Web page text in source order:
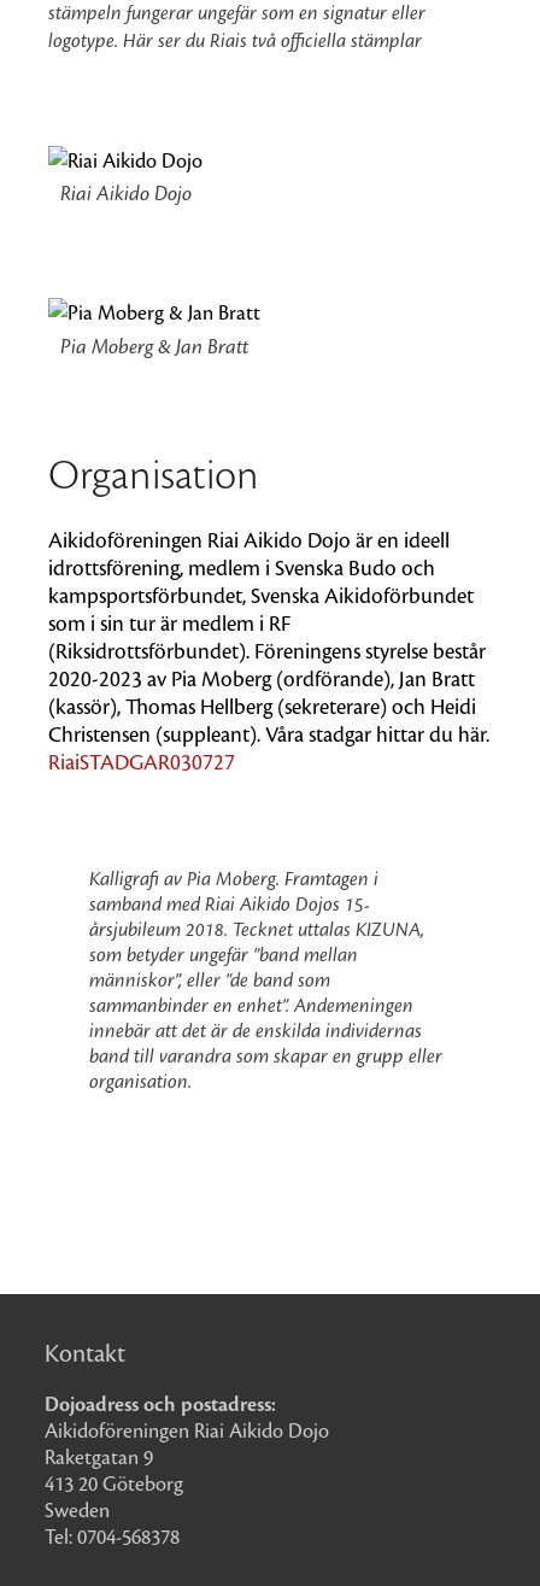
stämpeln fungerar ungefär som en signatur eller
logotype. Här ser du Riais två officiella stämplar
Riai Aikido Dojo
Pia Moberg & Jan Bratt
Organisation
Aikidoföreningen Riai Aikido Dojo är en ideell
idrottsförening, medlem i Svenska Budo och
kampsportsförbundet, Svenska Aikidoförbundet
som i sin tur är medlem i RF
(Riksidrottsförbundet). Föreningens styrelse består
2020-2023 av Pia Moberg (ordförande), Jan Bratt
(kassör), Thomas Hellberg (sekreterare) och Heidi
Christensen (suppleant). Våra stadgar hittar du här.
RiaiSTADGAR030727
Kalligrafi av Pia Moberg. Framtagen i
samband med Riai Aikido Dojos 15-
årsjubileum 2018. Tecknet uttalas KIZUNA,
som betyder ungefär ”band mellan
människor”, eller ”de band som
sammanbinder en enhet”. Andemeningen
innebär att det är de enskilda individernas
band till varandra som skapar en grupp eller
organisation.
Kontakt
Dojoadress och postadress:
Aikidoföreningen Riai Aikido Dojo
Raketgatan 9
413 20 Göteborg
Sweden
Tel: 0704-568378